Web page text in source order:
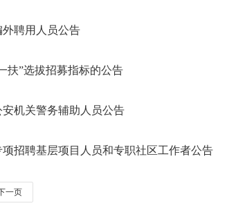
外聘用人员公告
扶”选拔招募指标的公告
机关警务辅助人员公告
招聘基层项目人员和专职社区工作者公告
一页